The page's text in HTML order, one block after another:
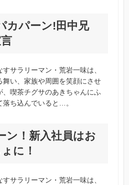
カパーン!田中兄
サラリーマン・荒岩一味は、
舞い、家族や周囲を笑顔にさせ
、喫茶チグサのあきちゃんにふ
落ち込んでいると…。
ン！新入社員はお
に！
サラリーマン・荒岩一味は、